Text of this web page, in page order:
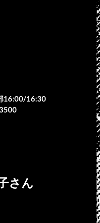
16:00/16:30
さん